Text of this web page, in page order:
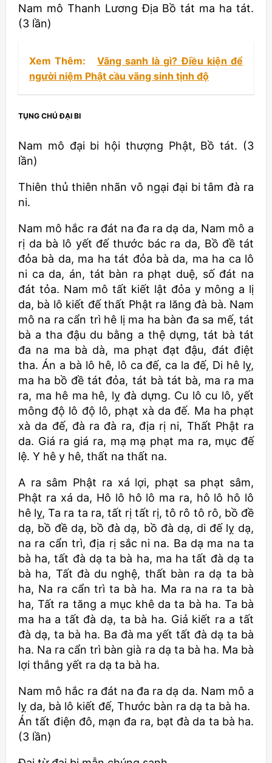
Nam mô Thanh Lương Ðịa Bồ tát ma ha tát.
(3 lần)
Xem Thêm:
Vãng sanh là gì? Điều kiện để
người niệm Phật cầu vãng sinh tịnh độ
TỤNG CHÚ ÐẠI BI
Nam mô đại bi hội thượng Phật, Bồ tát. (3
lần)
Thiên thủ thiên nhãn vô ngại đại bi tâm đà ra
ni.
Nam mô hắc ra đát na đa ra dạ da, Nam mô a
rị da bà lô yết đế thước bác ra da, Bồ đề tát
đỏa bà da, ma ha tát đỏa bà da, ma ha ca lô
ni ca da, án, tát bàn ra phạt duệ, số đát na
đát tỏa. Nam mô tất kiết lật đỏa y mông a lị
da, bà lô kiết đế thất Phật ra lăng đà bà. Nam
mô na ra cẩn trì hê lị ma ha bàn đa sa mế, tát
bà a tha đậu du bằng a thệ dựng, tát bà tát
đa na ma bà dà, ma phạt đạt đậu, đát điệt
tha. Án a bà lô hê, lô ca đế, ca la đế, Di hê lỵ,
ma ha bồ đề tát đỏa, tát bà tát bà, ma ra ma
ra, ma hê ma hê, lỵ đà dựng. Cu lô cu lô, yết
mông độ lô độ lô, phạt xà da đế. Ma ha phạt
xà da đế, đà ra đà ra, địa rị ni, Thất Phật ra
da. Giá ra giá ra, mạ mạ phạt ma ra, mục đế
lệ. Y hê y hê, thất na thất na.
A ra sâm Phật ra xá lợi, phạt sa phạt sâm,
Phật ra xá da, Hô lô hô lô ma ra, hô lô hô lô
hê lỵ, Ta ra ta ra, tất rị tất rị, tô rô tô rô, bồ đề
dạ, bồ đề dạ, bồ đà dạ, bồ đà dạ, di đế lỵ dạ,
na ra cẩn trì, địa rị sắc ni na. Ba dạ ma na ta
bà ha, tất đà dạ ta bà ha, ma ha tất đà dạ ta
bà ha, Tất đà du nghệ, thất bàn ra dạ ta bà
ha, Na ra cẩn trì ta bà ha. Ma ra na ra ta bà
ha, Tất ra tăng a mục khê da ta bà ha. Ta bà
ma ha a tất đà dạ, ta bà ha. Giả kiết ra a tất
đà dạ, ta bà ha. Ba đà ma yết tất đà dạ ta bà
ha. Na ra cẩn trì bàn già ra dạ ta bà ha. Ma bà
lợi thắng yết ra dạ ta bà ha.
Nam mô hắc ra đát na đa ra dạ da. Nam mô a
lỵ da, bà lô kiết đế, Thước bàn ra dạ ta bà ha.
Án tất điện đô, mạn đa ra, bạt đà da ta bà ha.
(3 lần)